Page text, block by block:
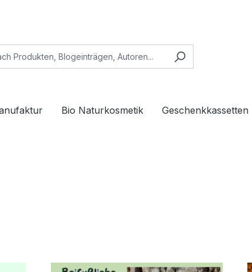
Bio Naturkosmetik Geschenkkassetten